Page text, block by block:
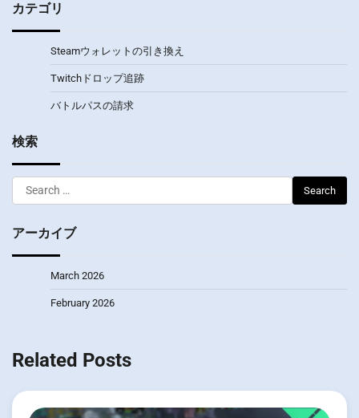
カテゴリ
Steamウォレットの引き換え
Twitchドロップ追跡
バトルパスの請求
検索
Search
for:
アーカイブ
March 2026
February 2026
Related Posts